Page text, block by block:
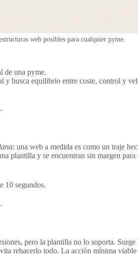
web posibles para cualquier pyme.
de una pyme.
busca equilibrio entre coste, control y
: una web a medida es como un traje
plantilla y se encuentran sin margen
10 segundos.
pero la plantilla no lo soporta.
rehacerlo todo. La acción mínima viable